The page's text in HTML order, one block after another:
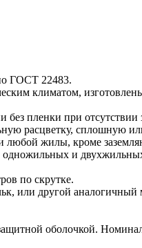
ГОСТ 22483.
климатом,
без пленки при
расцветку, сплошную
любой жилы, кроме
и
по скрутке.
или другой
оболочкой.